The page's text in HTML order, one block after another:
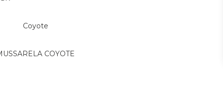
Coyote
MUSSARELA COYOTE